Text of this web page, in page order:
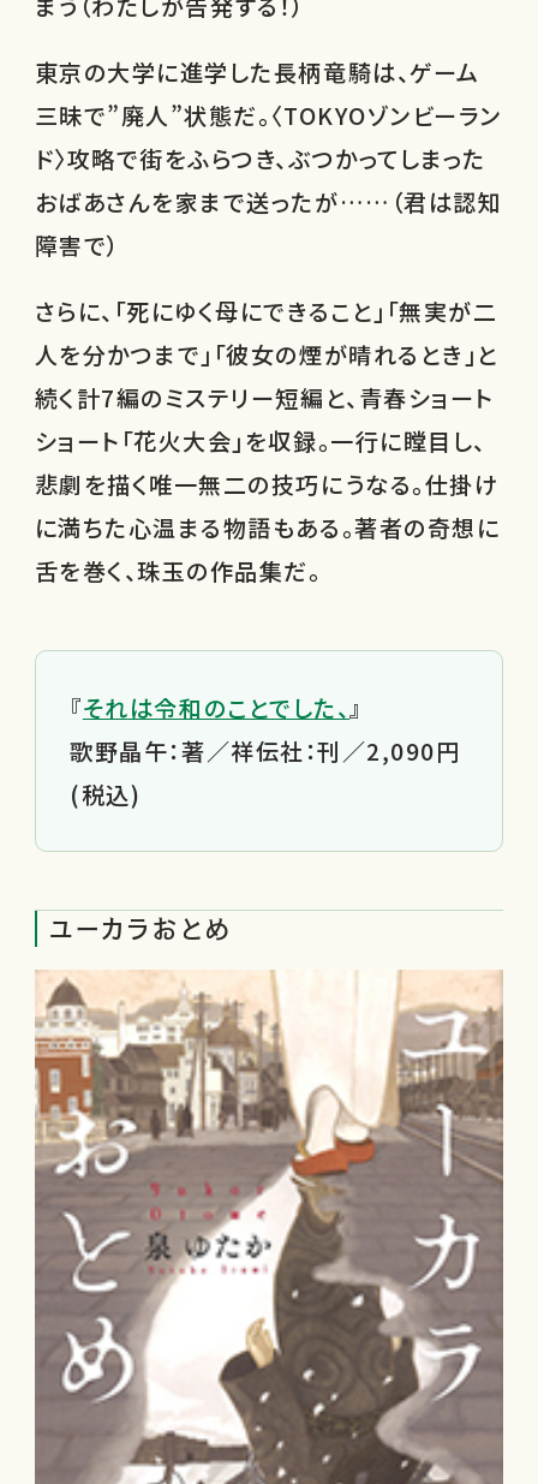
東京の大学に進学した長柄竜騎は、ゲーム
三昧で”廃人”状態だ。〈TOKYOゾンビーラン
ド〉攻略で街をふらつき、ぶつかってしまった
おばあさんを家まで送ったが……（君は認知
障害で）
さらに、「死にゆく母にできること」「無実が二
人を分かつまで」「彼女の煙が晴れるとき」と
続く計7編のミステリー短編と、青春ショート
ショート「花火大会」を収録。一行に瞠目し、
悲劇を描く唯一無二の技巧にうなる。仕掛け
に満ちた心温まる物語もある。著者の奇想に
舌を巻く、珠玉の作品集だ。
『それは令和のことでした、』
歌野晶午：著／祥伝社：刊／2,090円
(税込)
ユーカラおとめ